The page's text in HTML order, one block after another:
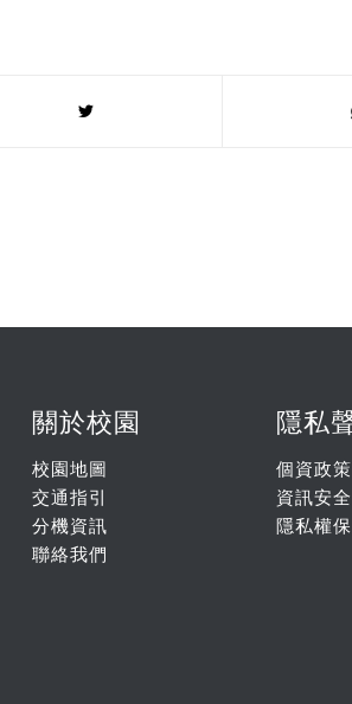
關於校園
校園地圖
交通指引
分機資訊
聯絡我們
隱私
個資政策
資訊安全
隱私權